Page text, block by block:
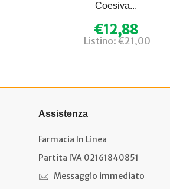
Coesiva...
€12,88
Listino: €21,00
Assistenza
Farmacia In Linea
Partita IVA 02161840851
Messaggio immediato